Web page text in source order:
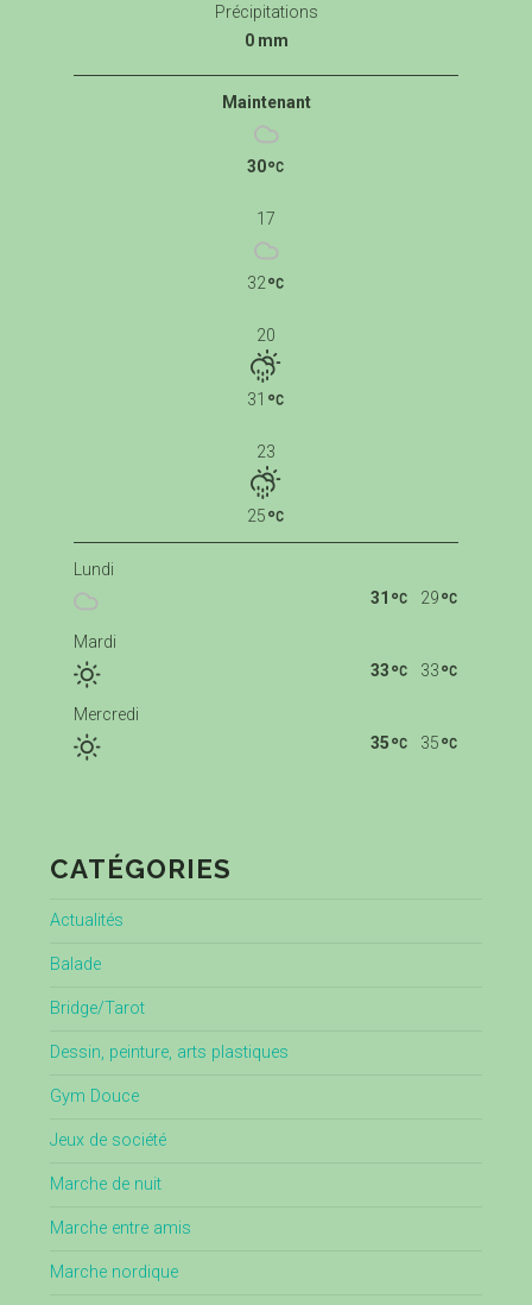
Précipitations
0 mm
Maintenant
30
17
32
20
31
23
25
Lundi
29
31
Mardi
33
33
Mercredi
35
35
CATÉGORIES
Actualités
Balade
Bridge/Tarot
Dessin, peinture, arts plastiques
Gym Douce
Jeux de société
Marche de nuit
Marche entre amis
Marche nordique